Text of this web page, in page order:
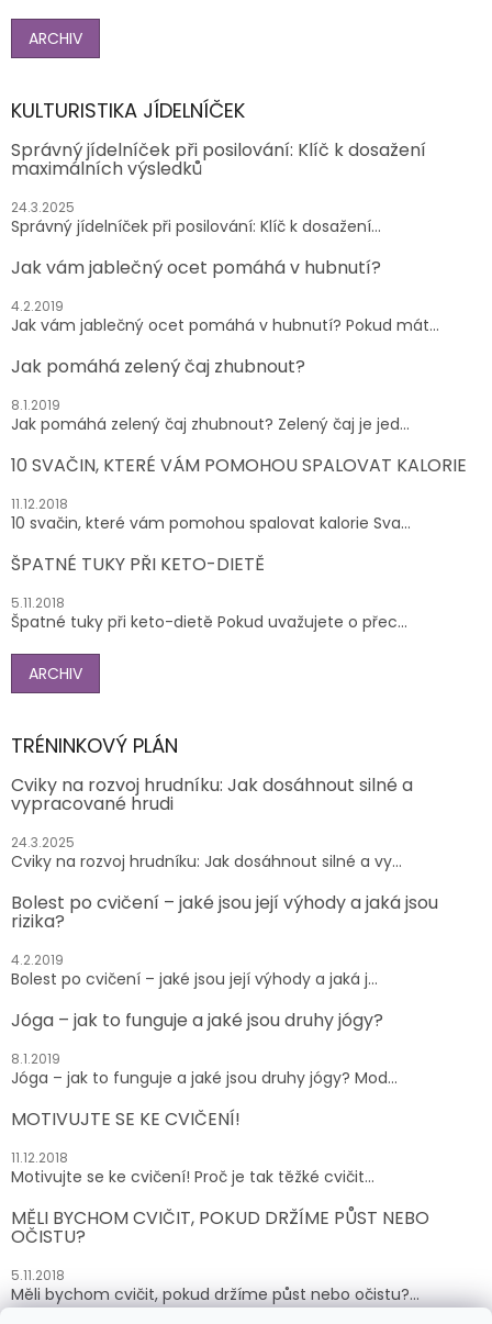
ARCHIV
KULTURISTIKA JÍDELNÍČEK
Správný jídelníček při posilování: Klíč k dosažení
maximálních výsledků
24.3.2025
Správný jídelníček při posilování: Klíč k dosažení...
Jak vám jablečný ocet pomáhá v hubnutí?
4.2.2019
Jak vám jablečný ocet pomáhá v hubnutí? Pokud mát...
Jak pomáhá zelený čaj zhubnout?
8.1.2019
Jak pomáhá zelený čaj zhubnout? Zelený čaj je jed...
10 SVAČIN, KTERÉ VÁM POMOHOU SPALOVAT KALORIE
11.12.2018
10 svačin, které vám pomohou spalovat kalorie Sva...
ŠPATNÉ TUKY PŘI KETO-DIETĚ
5.11.2018
Špatné tuky při keto-dietě Pokud uvažujete o přec...
ARCHIV
TRÉNINKOVÝ PLÁN
Cviky na rozvoj hrudníku: Jak dosáhnout silné a
vypracované hrudi
24.3.2025
Cviky na rozvoj hrudníku: Jak dosáhnout silné a vy...
Bolest po cvičení – jaké jsou její výhody a jaká jsou
rizika?
4.2.2019
Bolest po cvičení – jaké jsou její výhody a jaká j...
Jóga – jak to funguje a jaké jsou druhy jógy?
8.1.2019
Jóga – jak to funguje a jaké jsou druhy jógy? Mod...
MOTIVUJTE SE KE CVIČENÍ!
11.12.2018
Motivujte se ke cvičení! Proč je tak těžké cvičit...
MĚLI BYCHOM CVIČIT, POKUD DRŽÍME PŮST NEBO
OČISTU?
5.11.2018
Měli bychom cvičit, pokud držíme půst nebo očistu?...